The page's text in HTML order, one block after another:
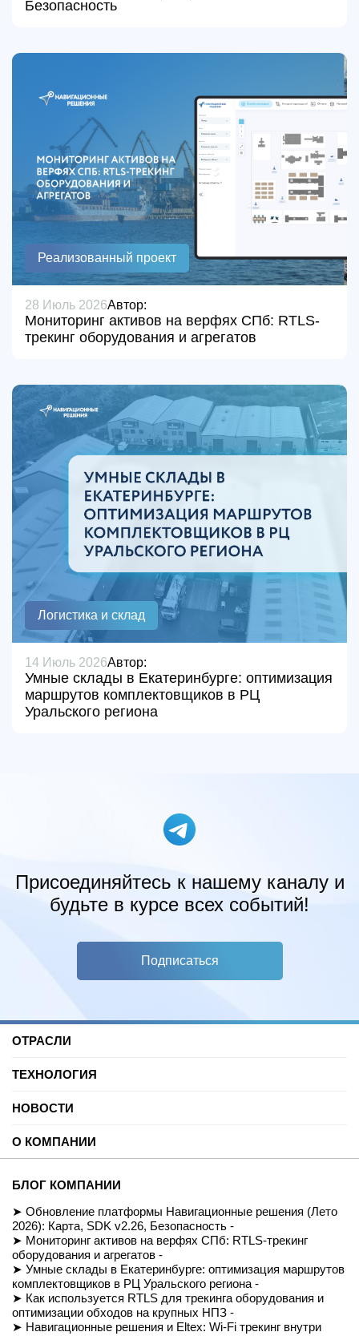
Безопасность
Реализованный проект
28 Июль 2026Автор:
Мониторинг активов на верфях СПб: RTLS-
трекинг оборудования и агрегатов
Логистика и склад
14 Июль 2026Автор:
Умные склады в Екатеринбурге: оптимизация
маршрутов комплектовщиков в РЦ
Уральского региона
Присоединяйтесь к нашему каналу и
будьте в курсе всех событий!
Подписаться
ОТРАСЛИ
Торговые центры
Автомобильные услуги
Спорт
Производство
Культура и развлечения
Здравоохранение
Недвижимость и офисы
Музеи
Транспорт
Ритейл
Навигация транспортных средств
Строительство
ТЕХНОЛОГИЯ
SDK для Indoor навигации
Позиционирование внутри помещений
Реализованные проекты
Для разработчиков
FAQ
Документация
Вход/Регистрация
НОВОСТИ
Вебинары и подкасты
О КОМПАНИИ
Миссия
Команда
Контакты
СОУТ
Политика обработки персональных данных
Условия доступа к сайту
Приказ Минцифры №511
Магазин
БЛОГ КОМПАНИИ
Обновление платформы Навигационные решения (Лето
2026): Карта, SDK v2.26, Безопасность -
Мониторинг активов на верфях СПб: RTLS-трекинг
оборудования и агрегатов -
Умные склады в Екатеринбурге: оптимизация маршрутов
комплектовщиков в РЦ Уральского региона -
Как используется RTLS для трекинга оборудования и
оптимизации обходов на крупных НПЗ -
Навигационные решения и Eltex: Wi-Fi трекинг внутри